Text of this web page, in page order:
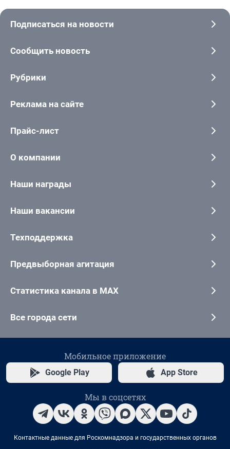
Подписаться на новости
Сообщить новость
Рубрики
Реклама на сайте
Прайс-лист
О компании
Наши награды
Наши вакансии
Техподдержка
Предвыборная агитация
Статистика канала в MAX
Все города сети
Мобильное приложение
Google Play App Store
Мы в соцсетях
Контактные данные для Роскомнадзора и государственных органов